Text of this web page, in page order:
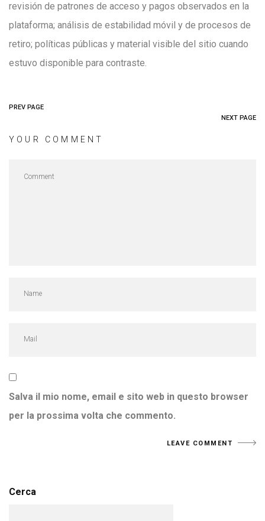
revisión de patrones de acceso y pagos observados en la
plataforma; análisis de estabilidad móvil y de procesos de
retiro; políticas públicas y material visible del sitio cuando
estuvo disponible para contraste.
PREV PAGE
NEXT PAGE
YOUR COMMENT
Salva il mio nome, email e sito web in questo browser
per la prossima volta che commento.
Cerca